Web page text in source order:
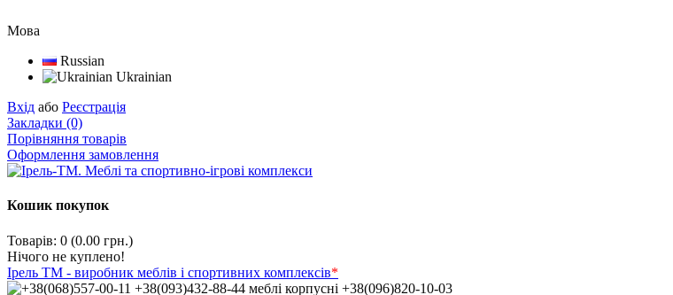
Мова
Russian
Ukrainian
Вхід або Реєстрація
Закладки (0)
Порівняння товарів
Оформлення замовлення
Кошик покупок
Товарів: 0 (0.00 грн.)
Нічого не куплено!
Ірель ТМ - виробник меблів і спортивних комплексів*